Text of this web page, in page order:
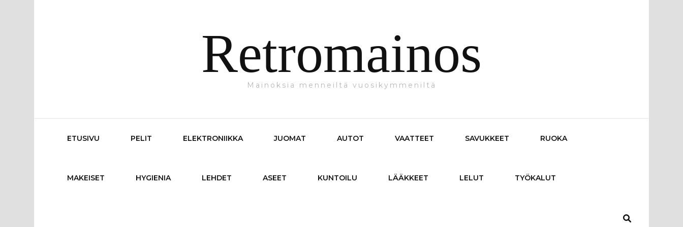
Retromainos
Mainoksia menneiltä vuosikymmeniltä
ETUSIVU PELIT ELEKTRONIIKKA JUOMAT AUTOT VAATTEET SAVUKKEET RUOKA
MAKEISET HYGIENIA LEHDET ASEET KUNTOILU LÄÄKKEET LELUT TYÖKALUT